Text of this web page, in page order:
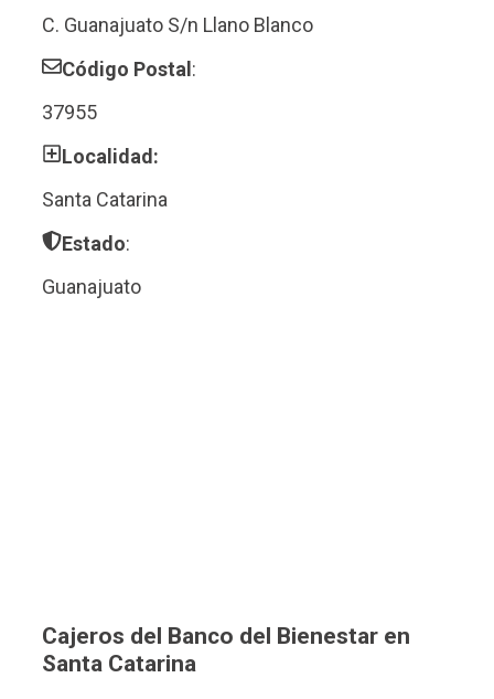
C. Guanajuato S/n Llano Blanco
Código Postal :
37955
Localidad:
Santa Catarina
Estado:
Guanajuato
Cajeros del Banco del Bienestar en
Santa Catarina